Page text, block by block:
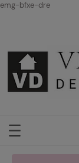
emg-bfxe-dre